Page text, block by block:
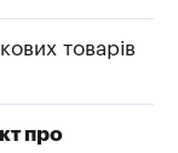
товарів
про